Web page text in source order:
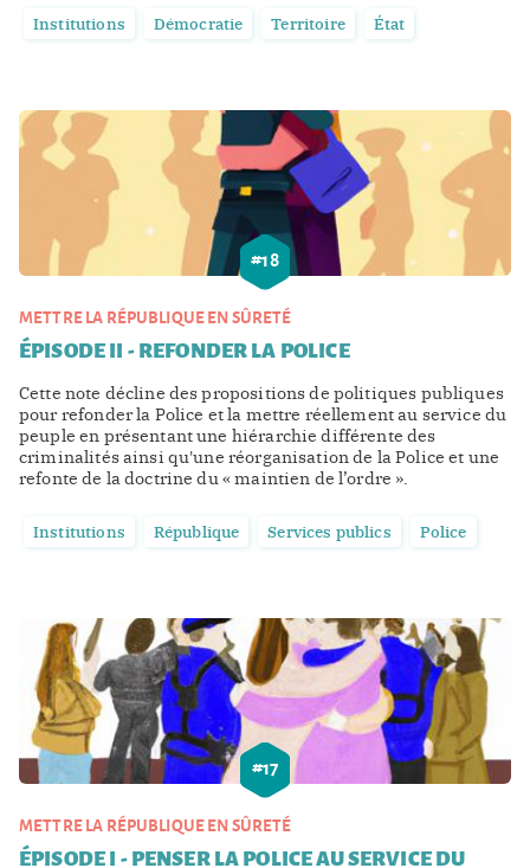
Institutions Démocratie Territoire État
#18
METTRE LA RÉPUBLIQUE EN SÛRETÉ
ÉPISODE II - REFONDER LA POLICE
Cette note décline des propositions de politiques publiques
pour refonder la Police et la mettre réellement au service du
peuple en présentant une hiérarchie différente des
criminalités ainsi qu'une réorganisation de la Police et une
refonte de la doctrine du « maintien de l’ordre ».
Institutions République Services publics Police
#17
METTRE LA RÉPUBLIQUE EN SÛRETÉ
ÉPISODE I - PENSER LA POLICE AU SERVICE DU